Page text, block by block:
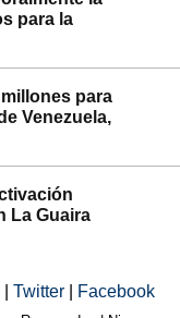
para la
para
Venezuela,
La Guaira
Twitter Facebook